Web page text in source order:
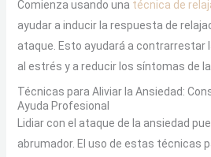
Comienza usando una técnica de
ayudar a inducir la respuesta de
ataque. Esto ayudará a contrarrestar
al estrés y a reducir los síntomas de la
Técnicas para Aliviar la Ansiedad:
Ayuda Profesional
Lidiar con el ataque de la ansiedad
abrumador. El uso de estas técnicas